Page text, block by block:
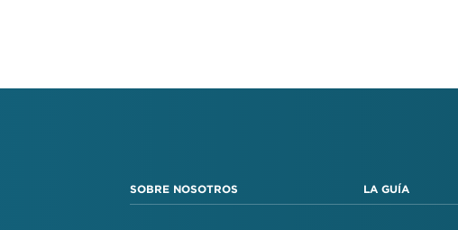
SOBRE NOSOTROS LA GUÍA